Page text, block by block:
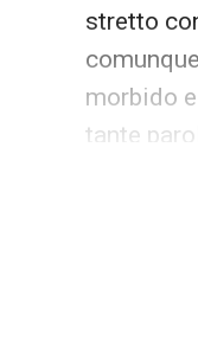
stretto
morbido
tante